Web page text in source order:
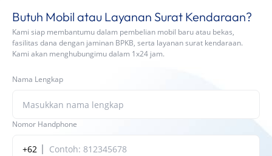
Butuh Mobil atau Layanan Surat Kendaraan?
Kami siap membantumu dalam pembelian mobil baru atau bekas,
fasilitas dana dengan jaminan BPKB, serta layanan surat kendaraan.
Kami akan menghubungimu dalam 1x24 jam.
Nama Lengkap
Nomor Handphone
+62